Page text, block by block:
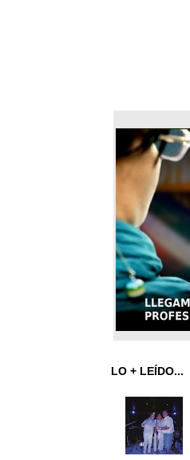
LO + LEÍDO...